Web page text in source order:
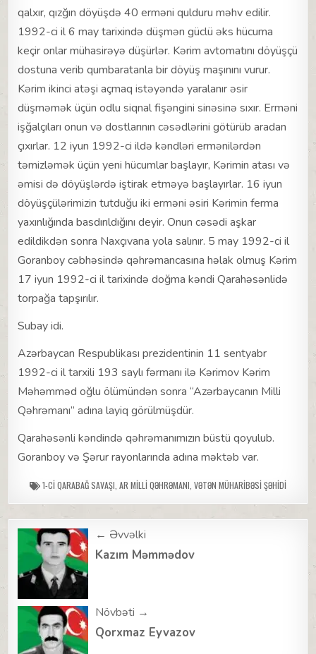
qalxır, qızğın döyüşdə 40 erməni qulduru məhv edilir.
1992-ci il 6 may tarixində düşmən güclü əks hücuma
keçir onlar mühasirəyə düşürlər. Kərim avtomatını döyüşçü
dostuna verib qumbaratanla bir döyüş maşınını vurur.
Kərim ikinci atəşi açmaq istəyəndə yaralanır əsir
düşməmək üçün odlu siqnal fişəngini sinəsinə sıxır. Erməni
işğalçıları onun və dostlarının cəsədlərini götürüb aradan
çıxırlar. 12 iyun 1992-ci ildə kəndləri ermənilərdən
təmizləmək üçün yeni hücumlar başlayır, Kərimin atası və
əmisi də döyüşlərdə iştirak etməyə başlayırlar. 16 iyun
döyüşçülərimizin tutduğu iki erməni əsiri Kərimin ferma
yaxınlığında basdırıldığını deyir. Onun cəsədi aşkar
edildikdən sonra Naxçıvana yola salınır. 5 may 1992-ci il
Goranboy cəbhəsində qəhrəmancasına həlak olmuş Kərim
17 iyun 1992-ci il tarixində doğma kəndi Qarahəsənlidə
torpağa tapşırılır.
Subay idi.
Azərbaycan Respublikası prezidentinin 11 sentyabr
1992-ci il tarxili 193 saylı fərmanı ilə Kərimov Kərim
Məhəmməd oğlu ölümündən sonra “Azərbaycanın Milli
Qəhrəmanı” adına layiq görülmüşdür.
Qarahəsənli kəndində qəhrəmanımızın büstü qoyulub.
Goranboy və Şərur rayonlarında adına məktəb var.
1-CI QARABAĞ SAVAŞI AR MILLI QƏHRƏMANI VƏTƏN MÜHARIBƏSI ŞƏHIDI
Post
navigation
← Əvvəlki
Kazım Məmmədov
Növbəti →
Qorxmaz Eyvazov